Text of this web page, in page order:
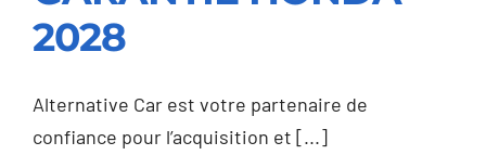
GARANTIE HONDA
2028
Alternative Car est votre partenaire de
confiance pour l’acquisition et [...]